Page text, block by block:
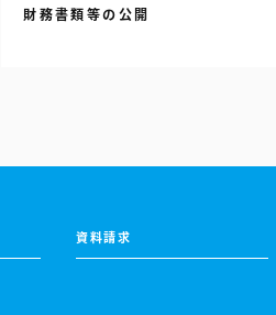
財務書類等の公開
資料請求